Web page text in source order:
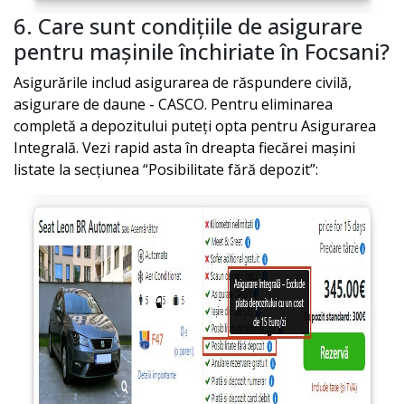
6. Care sunt condițiile de asigurare
pentru mașinile închiriate în Focsani?
Asigurările includ asigurarea de răspundere civilă,
asigurare de daune - CASCO. Pentru eliminarea
completă a depozitului puteți opta pentru Asigurarea
Integrală. Vezi rapid asta în dreapta fiecărei mașini
listate la secțiunea “Posibilitate fără depozit”: